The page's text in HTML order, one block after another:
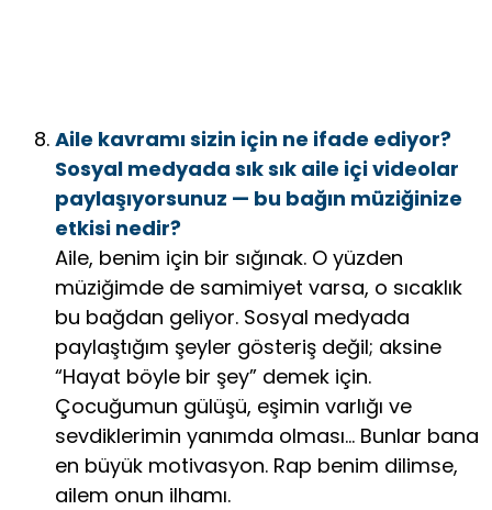
Aile kavramı sizin için ne ifade ediyor?
Sosyal medyada sık sık aile içi videolar
paylaşıyorsunuz — bu bağın müziğinize
etkisi nedir?
Aile, benim için bir sığınak. O yüzden
müziğimde de samimiyet varsa, o sıcaklık
bu bağdan geliyor. Sosyal medyada
paylaştığım şeyler gösteriş değil; aksine
“Hayat böyle bir şey” demek için.
Çocuğumun gülüşü, eşimin varlığı ve
sevdiklerimin yanımda olması… Bunlar bana
en büyük motivasyon. Rap benim dilimse,
ailem onun ilhamı.